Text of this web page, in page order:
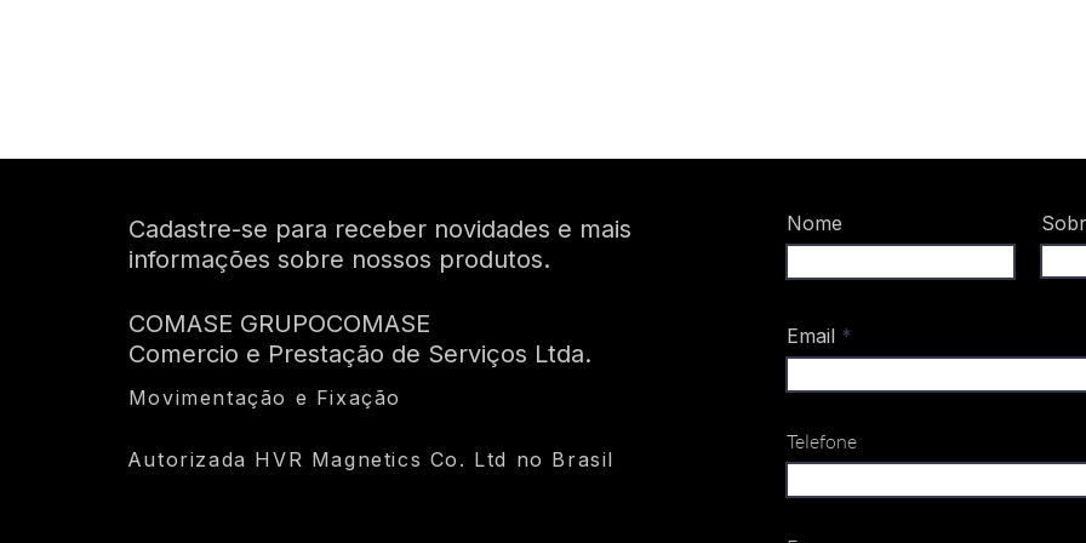
Cadastre-se para receber novidades e mais
informações sobre nossos produtos.
COMASE GRUPOCOMASE
Comercio e Prestação de Serviços Ltda.
Movimentação e Fixação
Autorizada HVR Magnetics Co. Ltd no Brasil
Nome
Email
Telefone